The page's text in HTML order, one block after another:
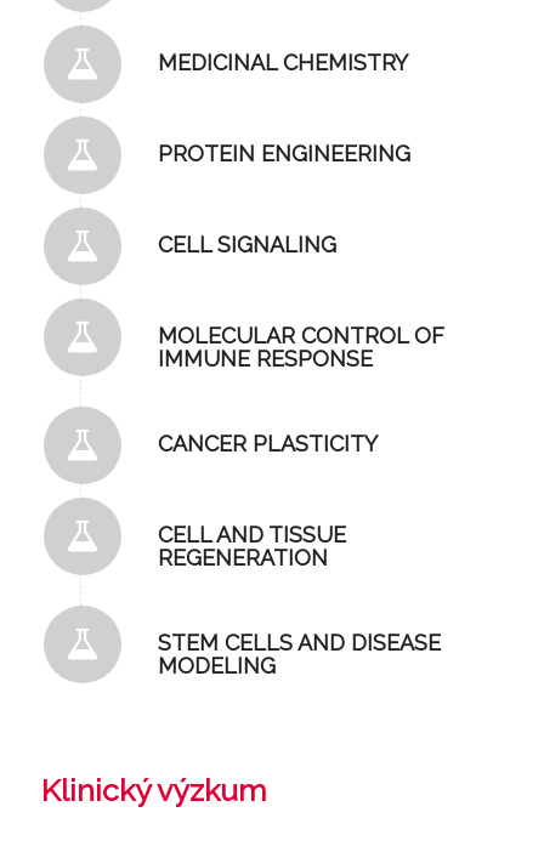
MEDICINAL CHEMISTRY
PROTEIN ENGINEERING
CELL SIGNALING
MOLECULAR CONTROL OF
IMMUNE RESPONSE
CANCER PLASTICITY
CELL AND TISSUE
REGENERATION
STEM CELLS AND DISEASE
MODELING
Klinický výzkum